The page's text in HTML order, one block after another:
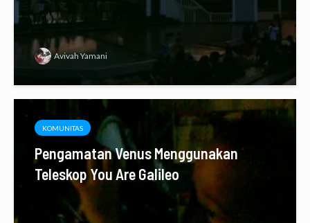
Avivah Yamani
KOMUNITAS
Pengamatan Venus Menggunakan
Teleskop You Are Galileo